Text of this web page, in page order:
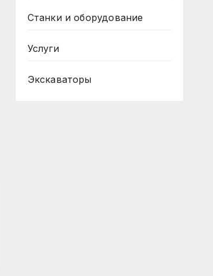
Станки и оборудование
Услуги
Экскаваторы